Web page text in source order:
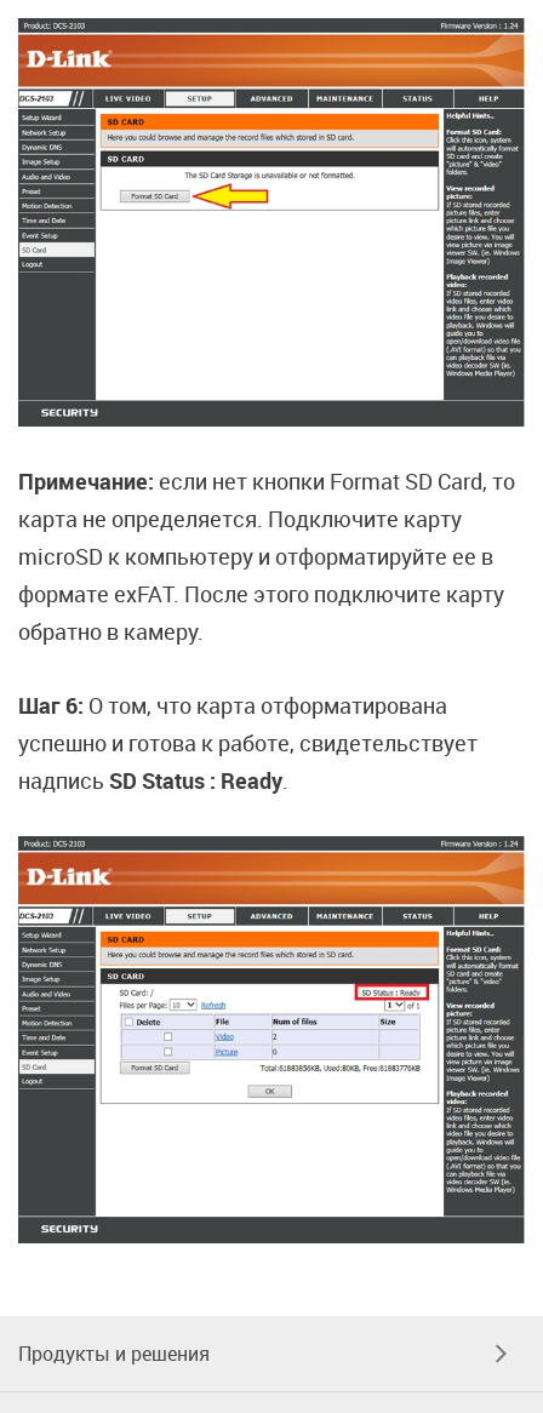
Примечание: если нет кнопки Format SD Card, то
карта не определяется. Подключите карту
microSD к компьютеру и отформатируйте ее в
формате exFAT. После этого подключите карту
обратно в камеру.
Шаг 6: О том, что карта отформатирована
успешно и готова к работе, свидетельствует
надпись SD Status : Ready
Продукты и решения